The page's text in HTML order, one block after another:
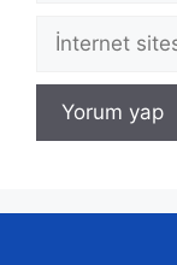
İnternet
sitesi